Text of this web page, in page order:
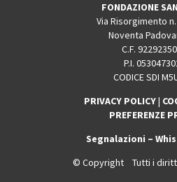
FONDAZIONE
Via Risorgimento
Noventa
C.F.
P.I.
CODICE SDI
PRIVACY POLICY|
PREFERENZE
Segnalazioni –
© Copyright Tutti i